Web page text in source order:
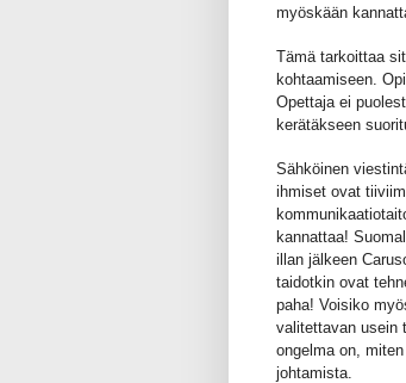
myöskään
Tämä tarkoittaa
kohtaamiseen.
Opettaja ei
kerätäkseen
Sähköinen
ihmiset ovat
kannattaa!
illan jälkeen
taidotkin ovat
paha! Voisiko
valitettavan usein
ongelma on,
johtamista.